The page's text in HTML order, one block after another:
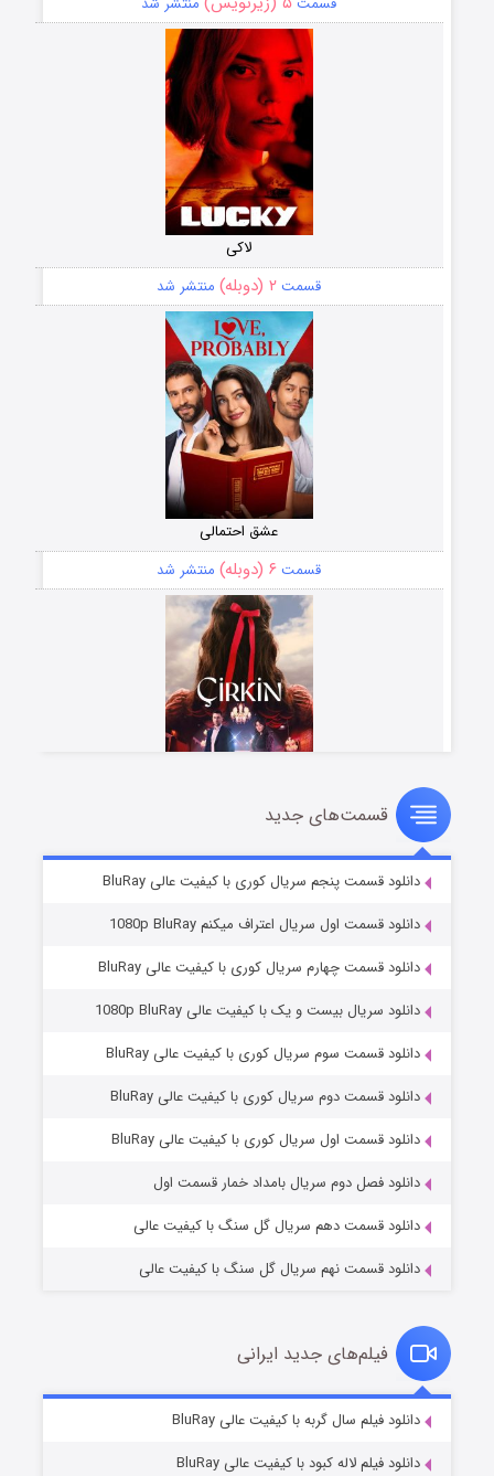
لاکی
قسمت ۲ (دوبله) منتشر شد
عشق احتمالی
قسمت ۶ (دوبله) منتشر شد
سریال زشت
قسمت۵ (زیرنویس) منتشر شد
وستی ها
قسمت۱ (زیرنویس) منتشر شد
قسمت۶ (زیرنویس) منتشر شد
قسمت‌های جدید
دانلود قسمت پنجم سریال کوری با کیفیت عالی BluRay
دانلود قسمت اول سریال اعتراف میکنم 1080p BluRay
دانلود قسمت چهارم سریال کوری با کیفیت عالی BluRay
دانلود سریال بیست و یک با کیفیت عالی 1080p BluRay
دانلود قسمت سوم سریال کوری با کیفیت عالی BluRay
دانلود قسمت دوم سریال کوری با کیفیت عالی BluRay
دانلود قسمت اول سریال کوری با کیفیت عالی BluRay
دانلود فصل دوم سریال بامداد خمار قسمت اول
دانلود قسمت دهم سریال گل سنگ با کیفیت عالی
دانلود قسمت نهم سریال گل سنگ با کیفیت عالی
فیلم‌های جدید ایرانی
دانلود فیلم سال گربه با کیفیت عالی BluRay
دانلود فیلم لاله کبود با کیفیت عالی BluRay